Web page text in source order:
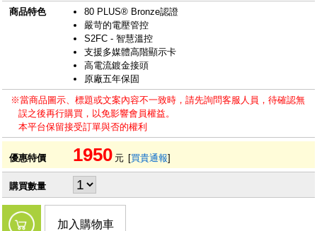
商品特色
80 PLUS® Bronze認證
嚴苛的電壓管控
S2FC - 智慧溫控
支援多媒體高階顯示卡
高電流鍍金接頭
原廠五年保固
※當商品圖示、標題或文案內容不一致時，請先詢問客服人員，待確認無
誤之後再行購買，以免影響會員權益。
本平台保留接受訂單與否的權利
優惠特價 1950 元 [買貴通報]
購買數量
加入購物車